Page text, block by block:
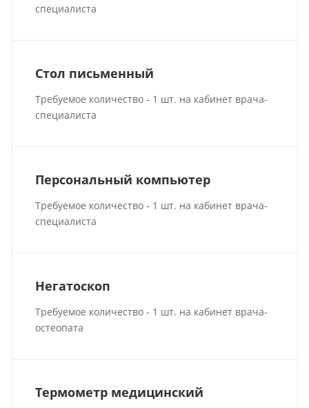
специалиста
Стол письменный
Требуемое количество - 1 шт. на кабинет врача-
специалиста
Персональный компьютер
Требуемое количество - 1 шт. на кабинет врача-
специалиста
Негатоскоп
Требуемое количество - 1 шт. на кабинет врача-
остеопата
Термометр медицинский